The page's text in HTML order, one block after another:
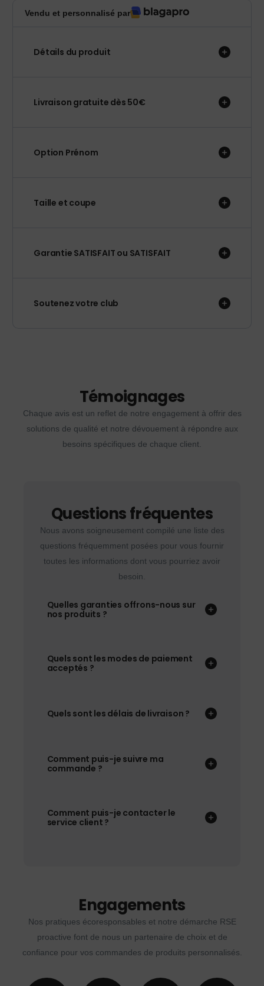
Vendu et personnalisé par
Détails du produit
Livraison gratuite dès 50€
Option Prénom
Taille et coupe
Garantie SATISFAIT ou SATISFAIT
Soutenez votre club
Témoignages
Chaque avis est un reflet de notre engagement à offrir des
solutions de qualité et notre dévouement à répondre aux
besoins spécifiques de chaque client.
Questions fréquentes
Nous avons soigneusement compilé une liste des
questions fréquemment posées pour vous fournir
toutes les informations dont vous pourriez avoir
besoin.
Quelles garanties offrons-nous sur
nos produits ?
Quels sont les modes de paiement
acceptés ?
Quels sont les délais de livraison ?
Comment puis-je suivre ma
commande ?
Comment puis-je contacter le
service client ?
Engagements
Nos pratiques écoresponsables et notre démarche RSE
proactive font de nous un partenaire de choix et de
confiance pour vos commandes de produits personnalisés.